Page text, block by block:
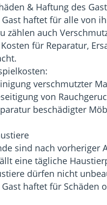
& Haftung des
Gast haftet für alle von
zählen auch
für Reparatur,
verschmutzter
von
beschädigter
sind nach vorheriger
eine tägliche
dürfen nicht
Gast haftet für Schäden